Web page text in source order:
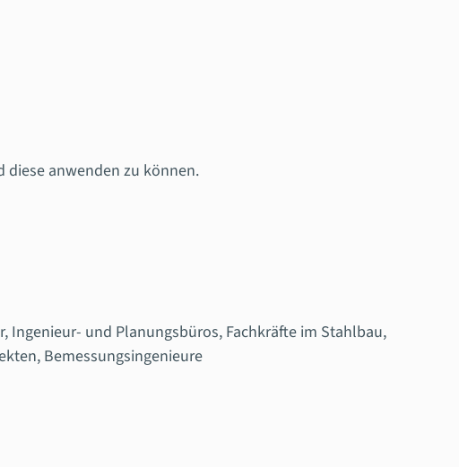
anwenden zu können.
Ingenieur- und Planungsbüros, Fachkräfte im Stahlbau,
Bemessungsingenieure